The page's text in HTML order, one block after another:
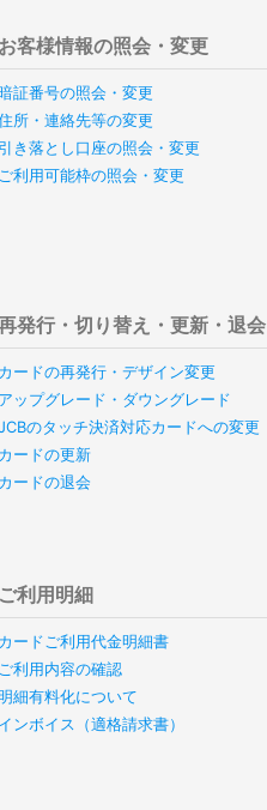
お客様情報の照会・変更
証番号の照会・変更
所・連絡先等の変更
引き落とし口座の照会・変更
ご利用可能枠の照会・変更
発行・切り替え・更新・退会
カードの再発行・デザイン変更
アップグレード・ダウングレード
のタッチ決済対応カードへの変更
カードの更新
カードの退会
ご利用明細
カードご利用代金明細書
ご利用内容の確認
細有料化について
インボイス（適格請求書）